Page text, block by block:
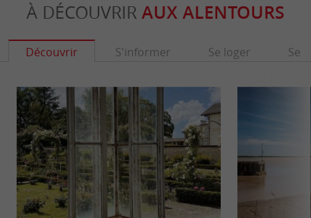
À DÉCOUVRIR AUX ALENTOURS
Découvrir S'informer Se loger Se